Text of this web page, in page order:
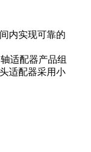
内实现可靠的
适配器产品组
适配器采用小